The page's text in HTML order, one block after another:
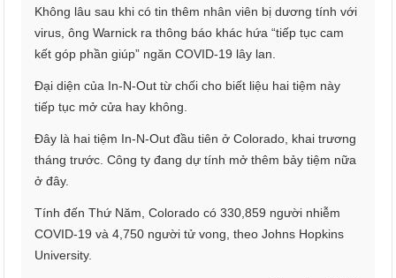
Không lâu sau khi có tin thêm nhân viên bị dương tính với
virus, ông Warnick ra thông báo khác hứa “tiếp tục cam
kết góp phần giúp” ngăn COVID-19 lây lan.
Đại diện của In-N-Out từ chối cho biết liệu hai tiệm này
tiếp tục mở cửa hay không.
Đây là hai tiệm In-N-Out đầu tiên ở Colorado, khai trương
tháng trước. Công ty đang dự tính mở thêm bảy tiệm nữa
ở đây.
Tính đến Thứ Năm, Colorado có 330,859 người nhiễm
COVID-19 và 4,750 người tử vong, theo Johns Hopkins
University.